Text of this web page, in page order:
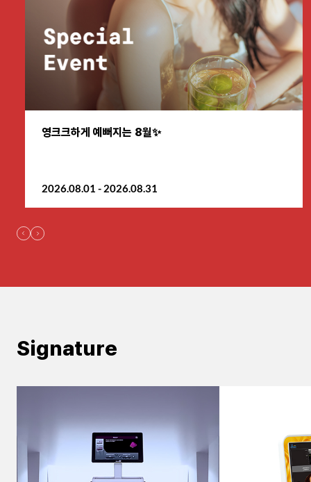
신논현점
이천점
인천부평점
천안신부점
영크크하게 예뻐지는 8월✨
2026.08.01 - 2026.08.31
Signature